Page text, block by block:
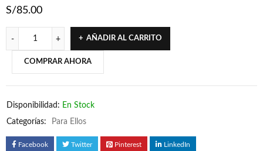
S/85.00
AÑADIR AL CARRITO
COMPRAR AHORA
Disponibilidad: En Stock
Categorías:
Para Ellos
Facebook Twitter Pinterest LinkedIn